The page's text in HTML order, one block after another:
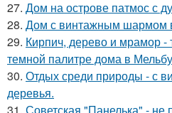
27. Дом на острове патмос с
28. Дом с винтажным шармом
29. Кирпич, дерево и мрамор
темной палитре дома в
30. Отдых среди природы - с
деревья.